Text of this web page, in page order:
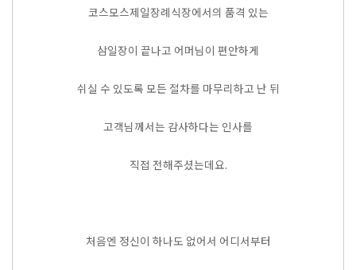
코스모스제일장례식장에서의 품격 있는
삼일장이 끝나고 어머님이 편안하게
쉬실 수 있도록 모든 절차를 마무리하고 난 뒤
고객님께서는 감사하다는 인사를
직접 전해주셨는데요.
처음엔 정신이 하나도 없어서 어디서부터